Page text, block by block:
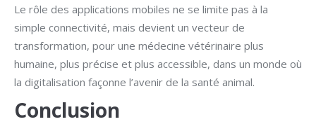
Le rôle des applications mobiles ne se limite pas à la
simple connectivité, mais devient un vecteur de
transformation, pour une médecine vétérinaire plus
humaine, plus précise et plus accessible, dans un monde où
la digitalisation façonne l’avenir de la santé animal.
Conclusion